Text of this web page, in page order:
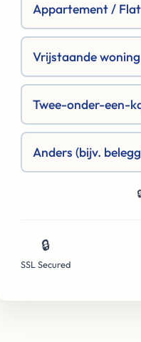
Appartement / Flat
Vrijstaande
Twee-onder-een-
Anders (bijv.
🔒
SSL Secured